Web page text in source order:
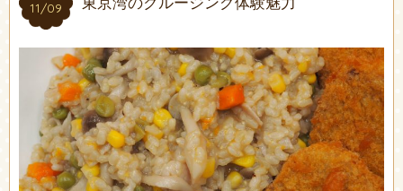
11/09
11/09